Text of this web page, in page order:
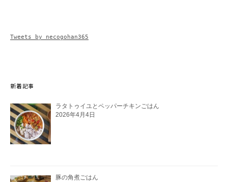
Tweets by necogohan365
新着記事
ラタトゥイユとペッパーチキンごはん
2026年4月4日
豚の角煮ごはん